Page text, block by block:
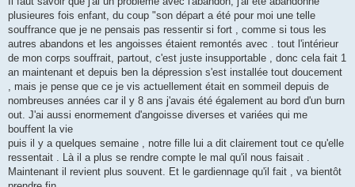
plusieures fois enfant, du coup "son départ a été pour moi une telle
souffrance que je ne pensais pas ressentir si fort , comme si tous les
autres abandons et les angoisses étaient remontés avec . tout l'intérieur
de mon corps souffrait, partout, c'est juste insupportable , donc cela fait 1
an maintenant et depuis ben la dépression s'est installée tout doucement
, mais je pense que ce je vis actuellement était en sommeil depuis de
nombreuses années car il y 8 ans j'avais été également au bord d'un burn
out. J'ai aussi enormement d'angoisse diverses et variées qui me
bouffent la vie
puis il y a quelques semaine , notre fille lui a dit clairement tout ce qu'elle
ressentait . Là il a plus se rendre compte le mal qu'il nous faisait .
Maintenant il revient plus souvent. Et le gardiennage qu'il fait , va bientôt